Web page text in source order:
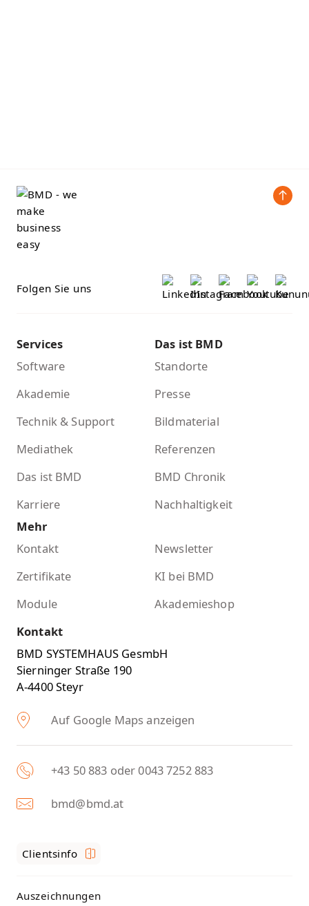
Folgen Sie uns
Services
Software
Akademie
Technik & Support
Mediathek
Das ist BMD
Karriere
Das ist BMD
Standorte
Presse
Bildmaterial
Referenzen
BMD Chronik
Nachhaltigkeit
Mehr
Kontakt
Newsletter
Zertifikate
KI bei BMD
Module
Akademieshop
Kontakt
BMD SYSTEMHAUS GesmbH
Sierninger Straße 190
A-4400 Steyr
Auf Google Maps anzeigen
+43 50 883 oder 0043 7252 883
bmd@bmd.at
Clientsinfo
Auszeichnungen